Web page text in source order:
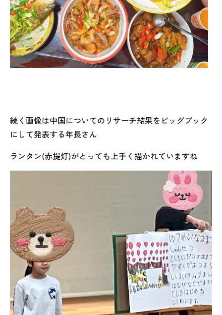
続く画像は中国についてのリサーチ結果をビッグブック
にして発表する年長さん
ランタン(赤提灯)がとっても上手く描かれていますね